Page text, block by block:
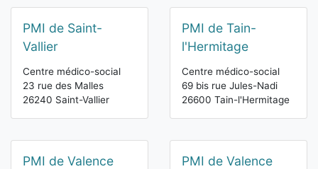
PMI de Saint-
Vallier
Centre médico-social
23 rue des Malles
26240 Saint-Vallier
PMI de Tain-
l'Hermitage
Centre médico-social
69 bis rue Jules-Nadi
26600 Tain-l'Hermitage
PMI de Valence PMI de Valence